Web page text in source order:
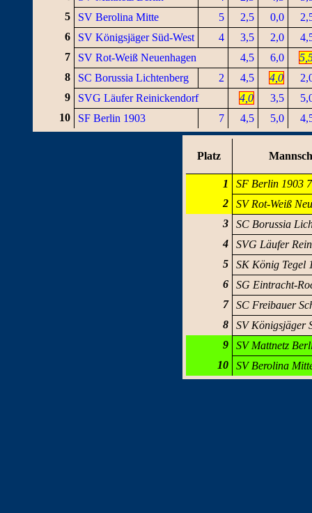
5
SV Berolina Mitte 5 2,5 0,0
6
SV Königsjäger Süd-West 4 3,5 2,0
7
SV Rot-Weiß Neuenhagen 4,5 6,0
8
SC Borussia Lichtenberg 2 4,5 4,0
9
SVG Läufer Reinickendorf 4,0 3,5
10
SF Berlin 1903 7 4,5 5,0
Platz
1
SF Berlin 1903 7
2
SV Rot-Weiß
3
SC Borussia
4
SVG Läufer
5
SK König Tegel
6
SG Eintracht-
7
SC Freibauer
8
SV Königsjäger
9
SV Mattnetz
10
SV Berolina